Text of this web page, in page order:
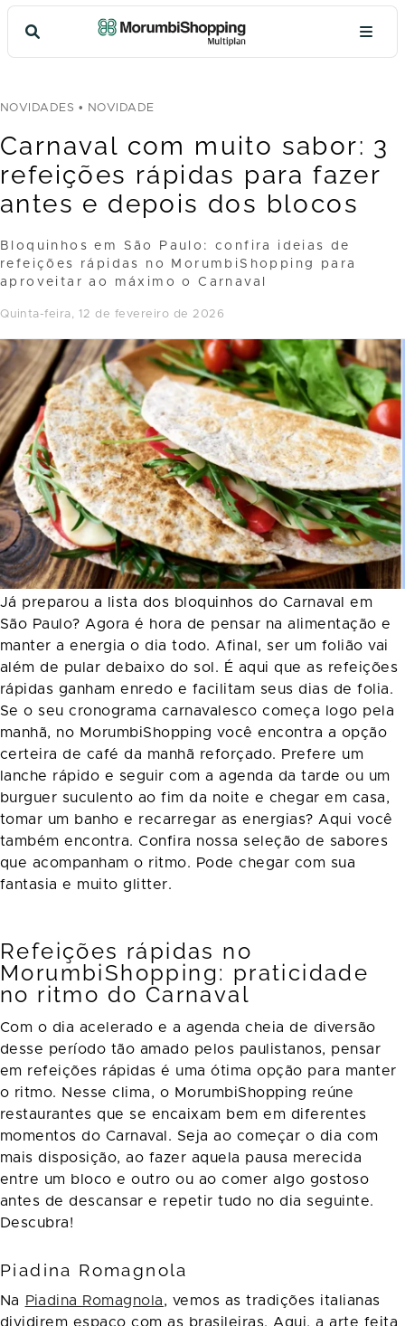
NOVIDADES • NOVIDADE
Carnaval com muito sabor: 3
refeições rápidas para fazer
antes e depois dos blocos
Bloquinhos em São Paulo: confira ideias de
refeições rápidas no MorumbiShopping para
aproveitar ao máximo o Carnaval
quinta-feira, 12 de fevereiro de 2026
Já preparou a lista dos bloquinhos do Carnaval em
São Paulo? Agora é hora de pensar na alimentação e
manter a energia o dia todo. Afinal, ser um folião vai
além de pular debaixo do sol. É aqui que as refeições
rápidas ganham enredo e facilitam seus dias de folia.
Se o seu cronograma carnavalesco começa logo pela
manhã, no MorumbiShopping você encontra a opção
certeira de café da manhã reforçado. Prefere um
lanche rápido e seguir com a agenda da tarde ou um
burguer suculento ao fim da noite e chegar em casa,
tomar um banho e recarregar as energias? Aqui você
também encontra. Confira nossa seleção de sabores
que acompanham o ritmo. Pode chegar com sua
fantasia e muito glitter.
Refeições rápidas no
MorumbiShopping: praticidade
no ritmo do Carnaval
Com o dia acelerado e a agenda cheia de diversão
desse período tão amado pelos paulistanos, pensar
em refeições rápidas é uma ótima opção para manter
o ritmo. Nesse clima, o MorumbiShopping reúne
restaurantes que se encaixam bem em diferentes
momentos do Carnaval. Seja ao começar o dia com
mais disposição, ao fazer aquela pausa merecida
entre um bloco e outro ou ao comer algo gostoso
antes de descansar e repetir tudo no dia seguinte.
Descubra!
Piadina Romagnola
Na Piadina Romagnola, vemos as tradições italianas
dividirem espaço com as brasileiras. Aqui, a arte feita